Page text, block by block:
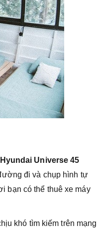
Universe 45
đi và chụp hình tự
bạn có thể thuê xe máy
khó tìm kiếm trên mạng